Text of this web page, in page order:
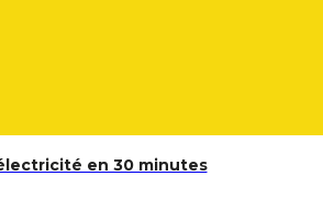
en 30 minutes